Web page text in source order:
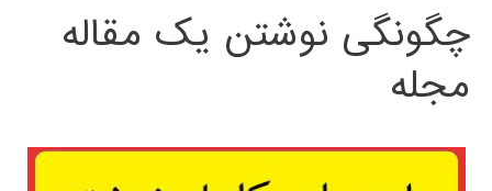
چگونگی نوشتن یک مقاله
مجله